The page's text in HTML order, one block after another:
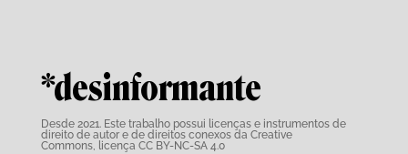
*desinformante
Desde 2021. Este trabalho possui licenças e instrumentos de
direito de autor e de direitos conexos da Creative
Commons, licença CC BY-NC-SA 4.0